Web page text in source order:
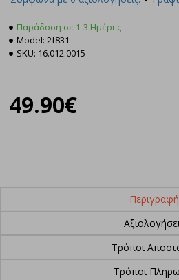
49.90€
Παράδοση σε 1-3 Ημέρες
Model: 2f831
SKU: 16.012.0015
Περιγραφή
Τρόποι
Τρόποι